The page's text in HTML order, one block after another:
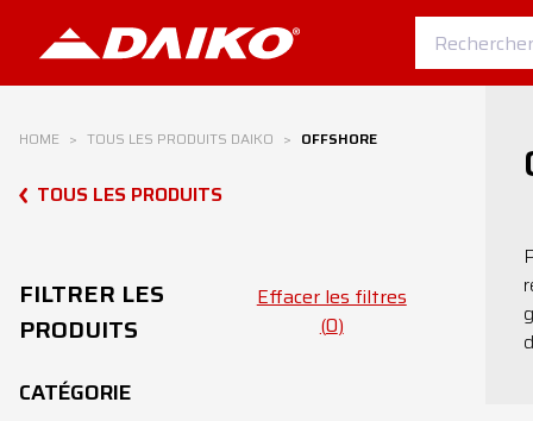
HOME > TOUS LES PRODUITS DAIKO > OFFSHORE
TOUS LES PRODUITS
FILTRER LES
PRODUITS
Effacer les filtres
(0)
CATÉGORIE